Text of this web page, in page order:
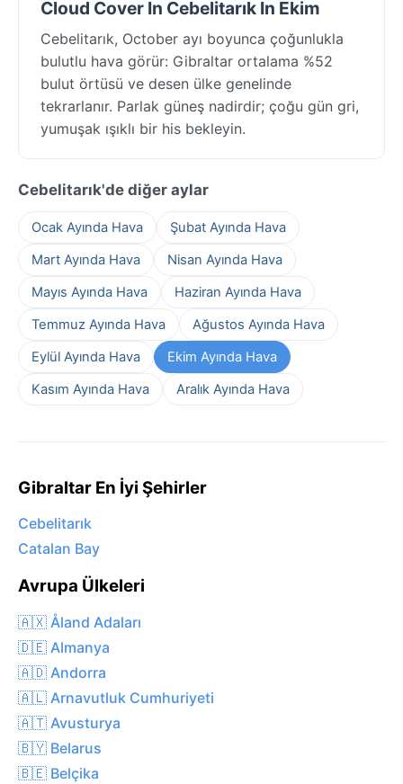
Cloud Cover In Cebelitarık In Ekim
Cebelitarık, October ayı boyunca çoğunlukla
bulutlu hava görür: Gibraltar ortalama %52
bulut örtüsü ve desen ülke genelinde
tekrarlanır. Parlak güneş nadirdir; çoğu gün gri,
yumuşak ışıklı bir his bekleyin.
Cebelitarık'de diğer aylar
Ocak Ayında Hava
Şubat Ayında Hava
Mart Ayında Hava
Nisan Ayında Hava
Mayıs Ayında Hava
Haziran Ayında Hava
Temmuz Ayında Hava
Ağustos Ayında Hava
Eylül Ayında Hava
Ekim Ayında Hava
Kasım Ayında Hava
Aralık Ayında Hava
Gibraltar En İyi Şehirler
Cebelitarık
Catalan Bay
Avrupa Ülkeleri
🇦🇽 Åland Adaları
🇩🇪 Almanya
🇦🇩 Andorra
🇦🇱 Arnavutluk Cumhuriyeti
🇦🇹 Avusturya
🇧🇾 Belarus
🇧🇪 Belçika